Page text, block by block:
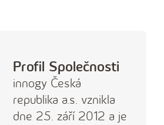
tématech.
Profil Společnosti
innogy Česká
republika a.s. vznikla
dne 25. září 2012 a je